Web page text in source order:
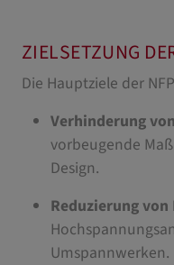
ZIELSETZUNG
Die Hauptziele der
Verhinderung
vorbeugende
Design.
Reduzierung
Umspannwerken.